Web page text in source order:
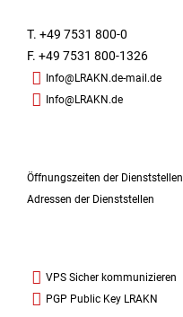
T. +49 7531 800-0
F. +49 7531 800-1326
Info@LRAKN.de-mail.de
Info@LRAKN.de
Öffnungszeiten der Dienststellen
Adressen der Dienststellen
VPS Sicher kommunizieren
PGP Public Key LRAKN